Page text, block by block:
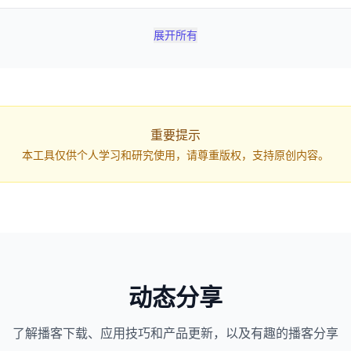
www.xyzdownloader.xyz/zh-CN?q=...`，打开网页即可自动开始
展开所有
重要提示
本工具仅供个人学习和研究使用，请尊重版权，支持原创内容。
动态分享
了解播客下载、应用技巧和产品更新，以及有趣的播客分享